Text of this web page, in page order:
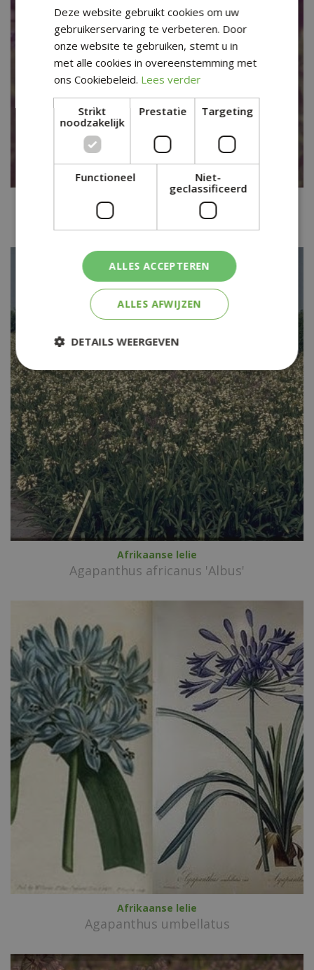
Agapanthus 'Blue Giant'
Afrikaanse lelie
Agapanthus africanus 'Albus'
Afrikaanse lelie
Agapanthus umbellatus
Deze website gebruikt cookies om uw
gebruikerservaring te verbeteren. Door
onze website te gebruiken, stemt u in
met alle cookies in overeenstemming met
ons Cookiebeleid. Lees verder
Strikt
noodzakelijk
Prestatie Targeting
Functioneel
Niet-
geclassificeerd
ALLES ACCEPTEREN
ALLES AFWIJZEN
DETAILS WEERGEVEN